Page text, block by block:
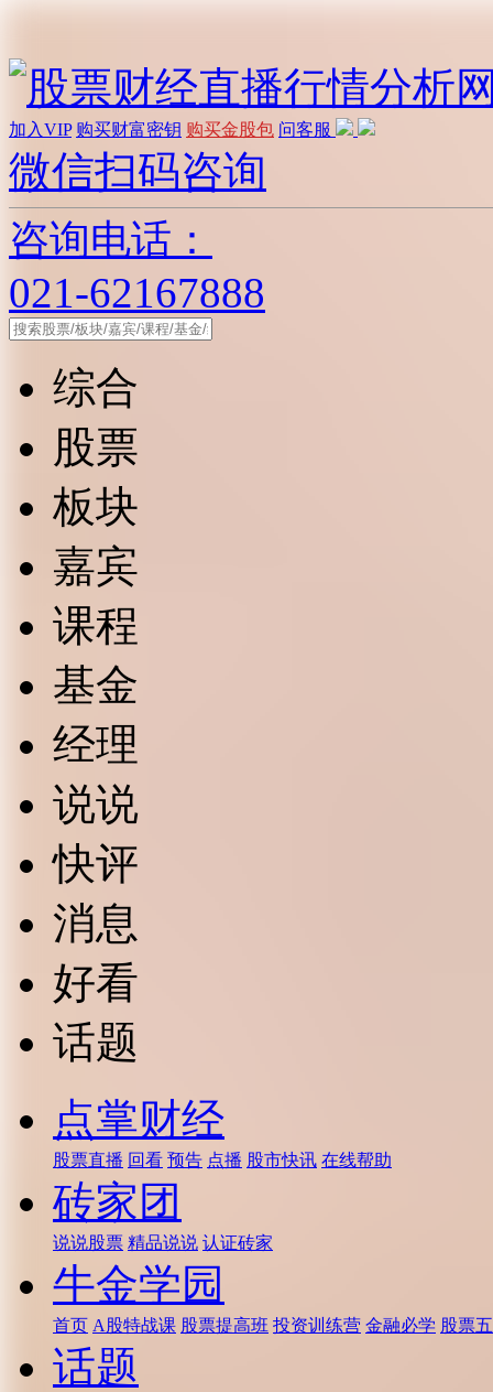
加入VIP 购买财富密钥 购买金股包 问客服
微信扫码咨询
咨询电话：
021-62167888
综合
股票
板块
嘉宾
课程
基金
经理
说说
快评
消息
好看
话题
点掌财经
股票直播 回看 预告 点播 股市快讯 在线帮助
砖家团
说说股票 精品说说 认证砖家
牛金学园
首页 A股特战课 股票提高班 投资训练营 金融必学 股票
话题